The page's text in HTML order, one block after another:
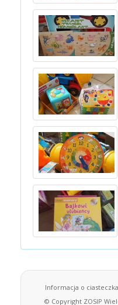
Informacja o
© Copyright ZOSIP